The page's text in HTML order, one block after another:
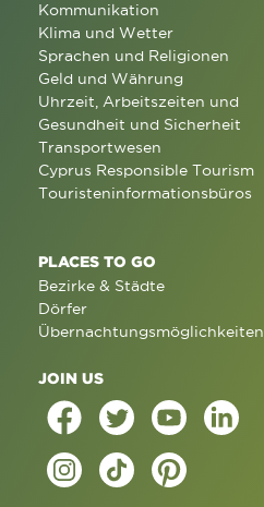
Kommunikation
Klima und Wetter
Sprachen und Religionen
Geld und Währung
Uhrzeit, Arbeitszeiten und
Gesundheit und Sicherheit
Transportwesen
Cyprus Responsible Tourism
Touristeninformationsbüros
PLACES TO GO
Bezirke & Städte
Dörfer
Übernachtungsmöglichkeiten
JOIN US